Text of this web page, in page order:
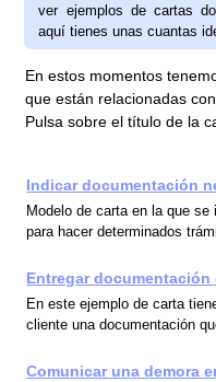
ver ejemplos de cartas
aquí tienes unas cuantas
En estos momentos
que están relacionadas
Pulsa sobre el título de la
Indicar documentación
Modelo de carta en la que
para hacer determinados
Entregar documentación
En este ejemplo de carta
cliente una documentación
Comunicar una demora